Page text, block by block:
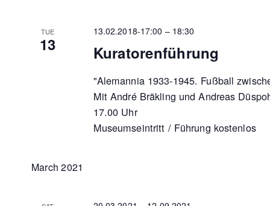
TUE
13 Kuratorenführung
13.02.2018-17:00 – 18:30
"Alemannia 1933-1945. Fußball
Mit André Bräkling und Andreas
17.00 Uhr
Museumseintritt / Führung kostenlos
March 2021